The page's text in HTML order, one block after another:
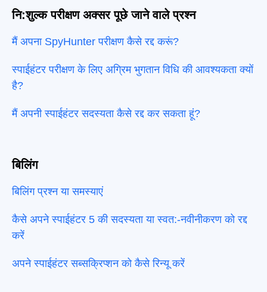
नि:शुल्क परीक्षण अक्सर पूछे जाने वाले प्रश्न
मैं अपना SpyHunter परीक्षण कैसे रद्द करूं?
स्पाईहंटर परीक्षण के लिए अग्रिम भुगतान विधि की आवश्यकता क्यों
है?
मैं अपनी स्पाईहंटर सदस्यता कैसे रद्द कर सकता हूं?
बिलिंग
बिलिंग प्रश्न या समस्याएं
कैसे अपने स्पाईहंटर 5 की सदस्यता या स्वत:-नवीनीकरण को रद्द
करें
अपने स्पाईहंटर सब्सक्रिप्शन को कैसे रिन्यू करें